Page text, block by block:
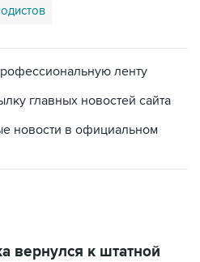
ленту
главных новостей сайта
новости в официальном
вернулся к штатной